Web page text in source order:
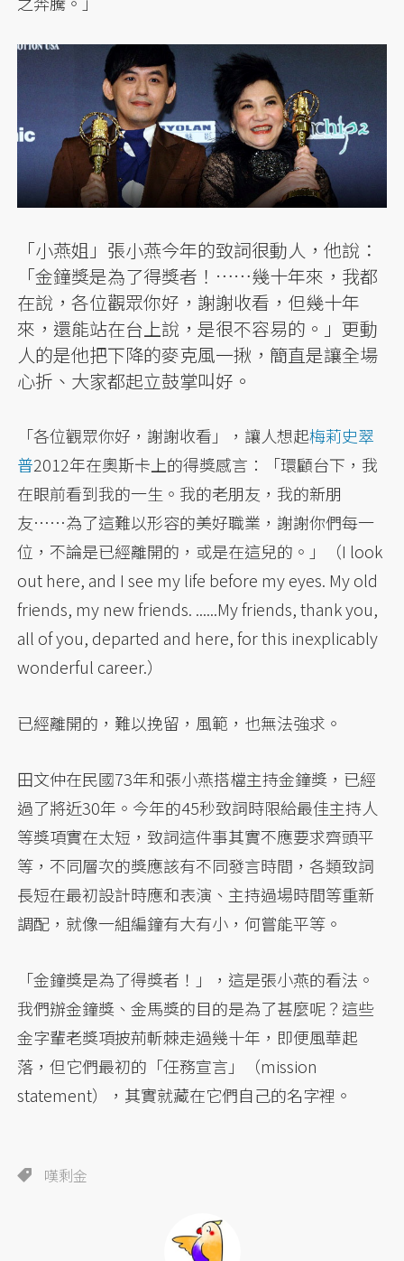
「小燕姐」張小燕今年的致詞很動人，他說：
「金鐘獎是為了得獎者！……幾十年來，我都
在說，各位觀眾你好，謝謝收看，但幾十年
來，還能站在台上說，是很不容易的。」更動
人的是他把下降的麥克風一揪，簡直是讓全場
心折、大家都起立鼓掌叫好。
「各位觀眾你好，謝謝收看」，讓人想起梅莉史翠
普2012年在奧斯卡上的得獎感言：「環顧台下，我
在眼前看到我的一生。我的老朋友，我的新朋
友……為了這難以形容的美好職業，謝謝你們每一
位，不論是已經離開的，或是在這兒的。」（I look
out here, and I see my life before my eyes. My old
friends, my new friends. ......My friends, thank you,
all of you, departed and here, for this inexplicably
wonderful career.）
已經離開的，難以挽留，風範，也無法強求。
田文仲在民國73年和張小燕搭檔主持金鐘獎，已經
過了將近30年。今年的45秒致詞時限給最佳主持人
等獎項實在太短，致詞這件事其實不應要求齊頭平
等，不同層次的獎應該有不同發言時間，各類致詞
長短在最初設計時應和表演、主持過場時間等重新
調配，就像一組編鐘有大有小，何嘗能平等。
「金鐘獎是為了得獎者！」，這是張小燕的看法。
我們辦金鐘獎、金馬獎的目的是為了甚麼呢？這些
金字輩老獎項披荊斬棘走過幾十年，即便風華起
落，但它們最初的「任務宣言」（mission
statement），其實就藏在它們自己的名字裡。
嘆剩金